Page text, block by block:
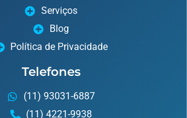
Serviços
Blog
Política de Privacidade
Telefones
(11) 93031-6887
(11) 4221-9938